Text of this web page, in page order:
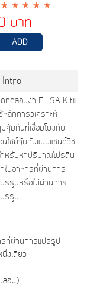
บาท
Intro
ทดสอบงา ELISA KitⅡ
ช้หลักการวิเคราะห์
มิคุ้มกันที่เชื่อมโยงกับ
อนไซม์จับกันแบบแซนด์วิช
ำหรับหาปริมาณโปรตีน
ในอาหารที่ผ่านการ
ปรรูปหรือไม่ผ่านการ
ปรรูป
ที่ผ่านการแปรรูป
งเดียว
ลอม)